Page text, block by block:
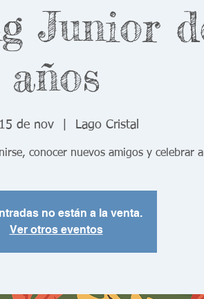
Junior
años
de nov
  |
Lago Cristal
conocer nuevos amigos y celebrar
no están a la venta.
Ver otros eventos